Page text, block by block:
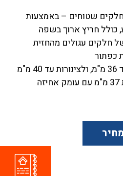
שטוחים – באמצעות
כולל חריץ ארוך בשפה
חלקים עגולים מהחזית
כפתור
פתיחה מקסימלית 37 מ"מ עם עומק אחיזה